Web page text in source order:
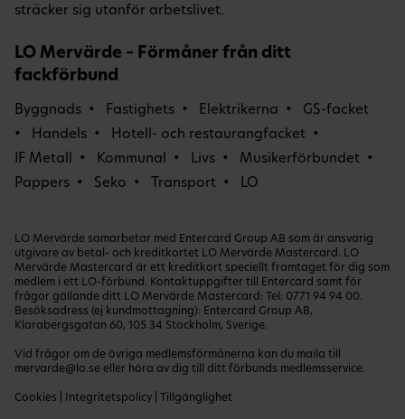
sträcker sig utanför arbetslivet.
LO Mervärde – Förmåner från ditt
fackförbund
Byggnads Fastighets Elektrikerna
GS-facket
Handels
Hotell- och restaurangfacket
IF Metall
Kommunal Livs
Musikerförbundet
Pappers
Seko Transport LO
LO Mervärde samarbetar med Entercard Group AB som är ansvarig
utgivare av betal- och kreditkortet LO Mervärde Mastercard. LO
Mervärde Mastercard är ett kreditkort speciellt framtaget för dig som
medlem i ett LO-förbund. Kontaktuppgifter till Entercard samt för
frågor gällande ditt LO Mervärde Mastercard: Tel: 0771 94 94 00.
Besöksadress (ej kundmottagning): Entercard Group AB,
Klarabergsgatan 60, 105 34 Stockholm, Sverige.
Vid frågor om de övriga medlemsförmånerna kan du maila till
mervarde@lo.se eller höra av dig till ditt förbunds medlemsservice.
Cookies Integritetspolicy Tillgänglighet